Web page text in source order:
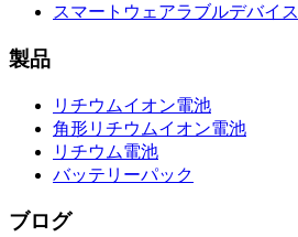
スマートウェアラブルデバイス
製品
リチウムイオン電池
角形リチウムイオン電池
リチウム電池
バッテリーパック
ブログ